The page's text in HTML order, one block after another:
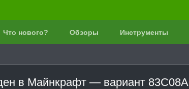
Что нового? Обзоры Инструменты
в Майнкрафт — вариант 83C08A